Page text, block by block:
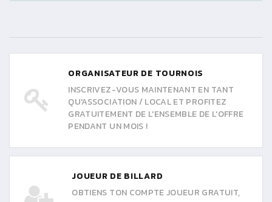
ORGANISATEUR DE TOURNOIS
INSCRIVEZ-VOUS MAINTENANT EN TANT
QU'ASSOCIATION / LOCAL ET PROFITEZ
GRATUITEMENT DE L'ENSEMBLE DE L'OFFRE
PENDANT UN MOIS !
JOUEUR DE BILLARD
OBTIENS TON COMPTE JOUEUR GRATUIT,